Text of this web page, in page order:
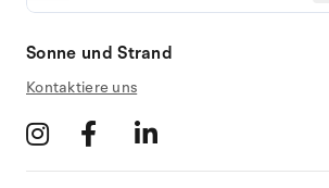
Sonne und Strand
Kontaktiere uns